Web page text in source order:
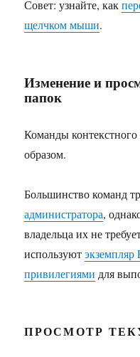
Совет: узнайте, как
щелчком мыши.
Изменение и
папок
Команды
образом.
Большинство команд
администратора,
владельца их не
используют
привилегиями для
ПРОСМОТР